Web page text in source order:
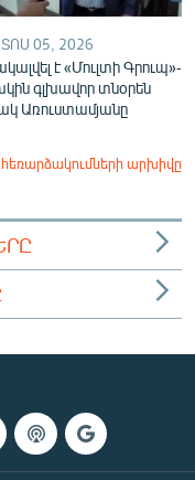
05, 2026
է «Մուլտի Գրուպ»-
գլխավոր տնօրեն
Առուստամյանը
հեռարձակումների արխիվը